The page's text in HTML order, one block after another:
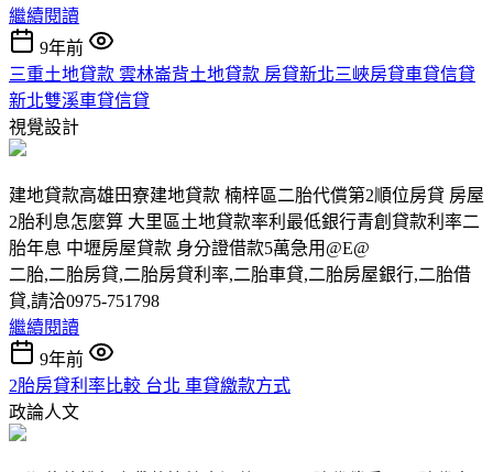
繼續閱讀
9年前
三重土地貸款 雲林崙背土地貸款 房貸新北三峽房貸車貸信貸
新北雙溪車貸信貸
視覺設計
建地貸款高雄田寮建地貸款 楠梓區二胎代償第2順位房貸 房屋
2胎利息怎麼算 大里區土地貸款率利最低銀行青創貸款利率二
胎年息 中壢房屋貸款 身分證借款5萬急用@E@
二胎,二胎房貸,二胎房貸利率,二胎車貸,二胎房屋銀行,二胎借
貸,請洽0975-751798
繼續閱讀
9年前
2胎房貸利率比較 台北 車貸繳款方式
政論人文